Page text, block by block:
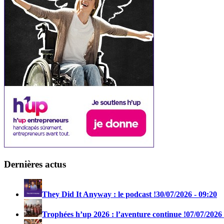
Dernières actus
They Did It Anyway : le podcast !30/07/2026 - 09:20
Trophées h’up 2026 : l’aventure continue !07/07/